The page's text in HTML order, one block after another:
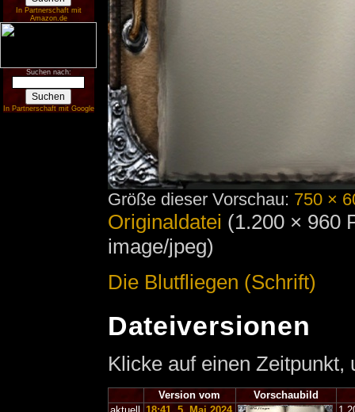
In Partnerschaft mit
Amazon.de
Suchen nach:
In Partnerschaft mit Google
Größe dieser Vorschau: 750 ×
Originaldatei (1.200 × 960
image/jpeg)
Die Blutfliegen (Schrift)
Dateiversionen
Klicke auf einen
Version vom
Vorschaubild